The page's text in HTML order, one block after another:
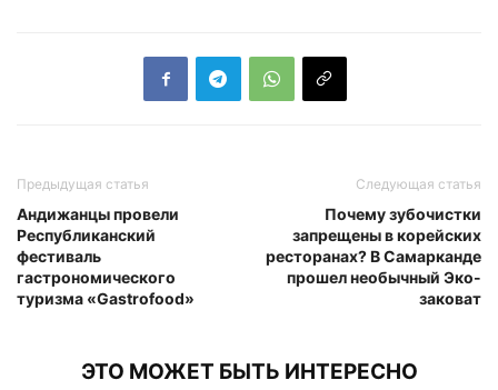
Предыдущая статья
Андижанцы провели
Республиканский
фестиваль
гастрономического
туризма «Gastrofood»
Следующая статья
Почему зубочистки
запрещены в корейских
ресторанах? В Самарканде
прошел необычный Эко-
заковат
ЭТО МОЖЕТ БЫТЬ ИНТЕРЕСНО